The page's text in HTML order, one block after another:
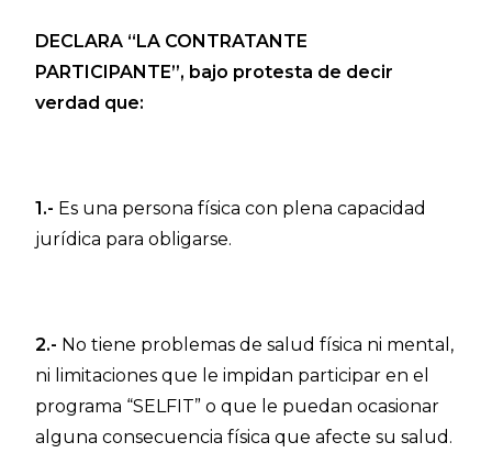
DECLARA “LA CONTRATANTE
PARTICIPANTE”, bajo protesta de decir
verdad que:
1.- Es una persona física con plena capacidad
jurídica para obligarse.
2.- No tiene problemas de salud física ni mental,
ni limitaciones que le impidan participar en el
programa “SELFIT” o que le puedan ocasionar
alguna consecuencia física que afecte su salud.